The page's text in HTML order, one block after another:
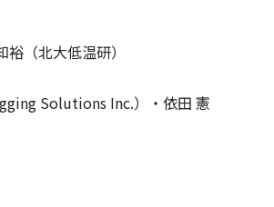
（北大低温研）
Solutions Inc.）・依田 憲